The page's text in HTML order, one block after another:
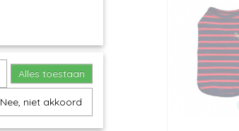
Alles toestaan
Nee, niet akkoord